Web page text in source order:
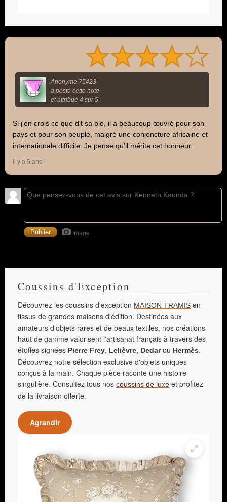
Anonyme 75423
a posté cette note
et attribué 4 sur 5.
Si j'en crois ce que dit sa bio, il a beaucoup œuvré pour son
pays et pour son peuple, malgré une conjoncture africaine et
internationale difficile. Je pense qu'il mérite cet honneur.
il y a 5 ans
Image
Coussins d'Exception
Découvrez les coussins d'exception MAISON TRAMIS en
tissus de grandes maisons d'édition. Destinées aux
amateurs d'objets rares et de beaux textiles, nos créations
haut de gamme valorisent l'artisanat français à travers des
étoffes signées Pierre Frey, Lelièvre, Dedarou Hermès.
Découvrez notre sélection exclusive d'objets uniques
conçus à la main. Chaque pièce raconte une histoire
singulière. Consultez tous nos coussins de luxe et profitez
de la livraison offerte.
Agrandir